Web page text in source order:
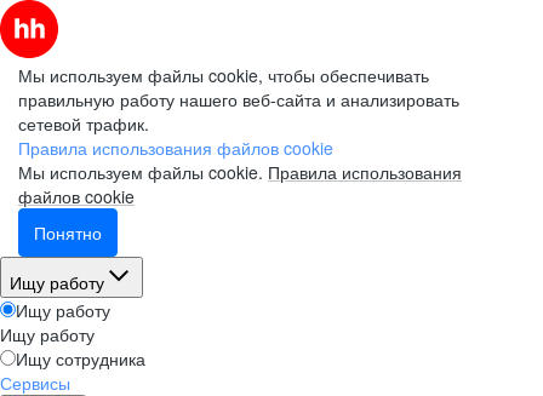
Мы используем файлы cookie, чтобы обеспечивать
правильную работу нашего веб-сайта и анализировать
сетевой трафик.
Правила использования файлов cookie
Мы используем файлы cookie. Правила использования
файлов cookie
Понятно
Ищу работу
Ищу работу
Ищу работу
Ищу сотрудника
Сервисы